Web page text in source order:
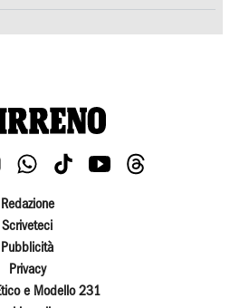
Redazione
Scriveteci
Pubblicità
Privacy
e Modello 231